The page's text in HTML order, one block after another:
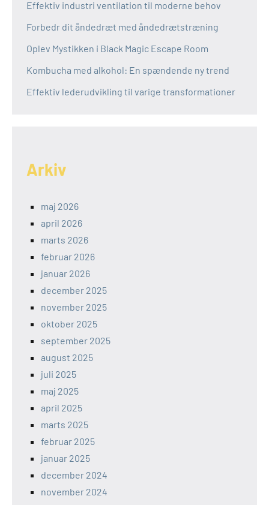
Effektiv industri ventilation til moderne behov
Forbedr dit åndedræt med åndedrætstræning
Oplev Mystikken i Black Magic Escape Room
Kombucha med alkohol: En spændende ny trend
Effektiv lederudvikling til varige transformationer
Arkiv
maj 2026
april 2026
marts 2026
februar 2026
januar 2026
december 2025
november 2025
oktober 2025
september 2025
august 2025
juli 2025
maj 2025
april 2025
marts 2025
februar 2025
januar 2025
december 2024
november 2024